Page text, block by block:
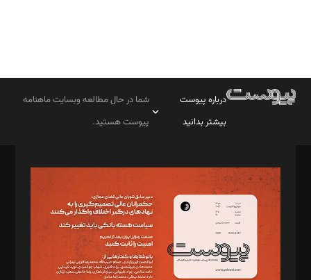
درباره پیوست
بیشتر بدانید
شما در حال مطالعه وبسایت ماهنامه
پیوست هستید.
مدیر مسئول: محمدباقر اثنی‌عشری
سردبیر: مهرک محمودی
دبیر تحریریه: میثم قاسمی
د‌بیر ناداستان: سمانه سمیع
د‌بیر خدمت و تجارت: ابوالفضل رجبی
د‌بیر حقوق فناوری: حسام‌الدین ایپکچی